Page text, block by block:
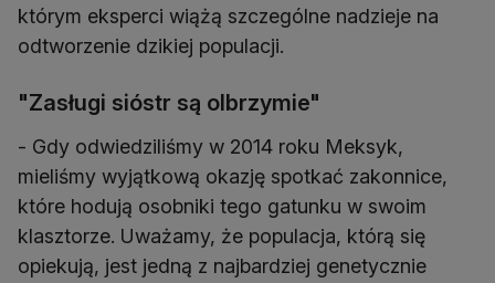
którym eksperci wiążą szczególne nadzieje na
odtworzenie dzikiej populacji.
"Zasługi sióstr są olbrzymie"
- Gdy odwiedziliśmy w 2014 roku Meksyk,
mieliśmy wyjątkową okazję spotkać zakonnice,
które hodują osobniki tego gatunku w swoim
klasztorze. Uważamy, że populacja, którą się
opiekują, jest jedną z najbardziej genetycznie